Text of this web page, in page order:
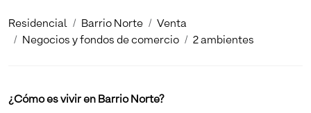
Residencial Barrio Norte
Venta
Negocios y fondos de comercio
2 ambientes
¿Cómo es vivir en Barrio Norte?